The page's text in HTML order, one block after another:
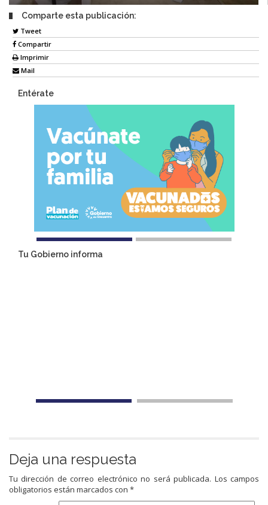
Comparte esta publicación:
Tweet
Compartir
Imprimir
Mail
Entérate
Tu Gobierno informa
Deja una respuesta
Tu dirección de correo electrónico no será publicada. Los campos
obligatorios están marcados con *